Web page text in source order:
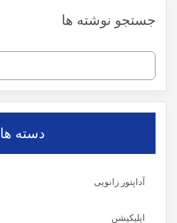
جستجو نوشته ها
برای:
دسته ها
آداپتور زانویی
اپلیکیشن